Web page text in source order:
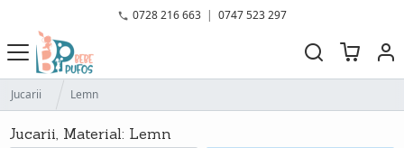
0728 216 663 | 0747 523 297
Jucarii Lemn
Jucarii, Material: Lemn